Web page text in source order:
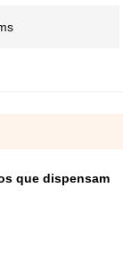
que dispensam